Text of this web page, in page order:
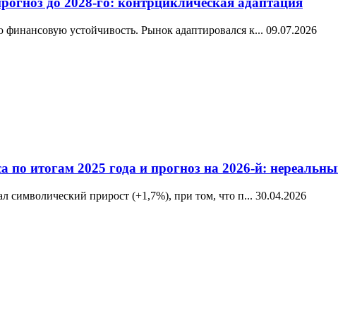
устойчивость. Рынок адаптировался к... 09.07.2026
по итогам 2025 года и прогноз на 2026-й:
символический прирост (+1,7%), при том, что п... 30.04.2026